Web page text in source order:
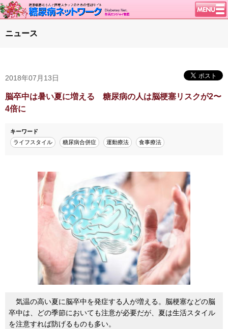
談話室BBS
糖尿病のきほん
特集・連載
特集・連載 一覧へ
腎臓の健康道
血糖トレンド
グリコアルブミン
1型ライフ
ニュース
2018年07月13日
脳卒中は暑い夏に増える 糖尿病の人は脳梗塞リスクが2〜
4倍に
キーワード
ライフスタイル
糖尿病合併症 運動療法 食事療法
気温の高い夏に脳卒中を発症する人が増える。脳梗塞などの脳
卒中は、どの季節においても注意が必要だが、夏は生活スタイル
を注意すれば防げるものも多い。